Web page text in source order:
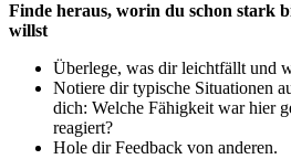
Finde heraus, worin du schon stark
willst
Überlege, was dir leichtfällt und
Notiere dir typische Situationen
dich: Welche Fähigkeit war hier
reagiert?
Hole dir Feedback von anderen.